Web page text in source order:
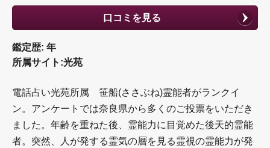
口コミを見る
鑑定歴: 年
所属サイト:光苑
電話占い光苑所属 笹船(ささぶね)霊能者がランクイ
ン。アンケートでは奈良県から多くのご投票をいただき
ました。年齢を重ねた後、霊能力に目覚めた後天的霊能
者。突然、人が発する霊気の層を見る霊視の霊能力が発